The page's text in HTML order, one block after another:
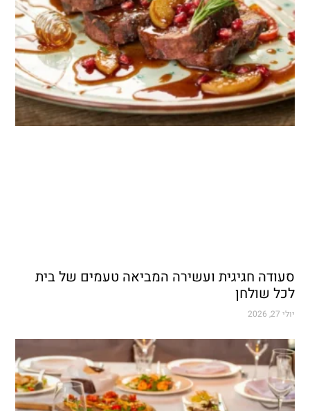
סעודה חגיגית ועשירה המביאה טעמים של בית
לכל שולחן
יולי 27, 2026